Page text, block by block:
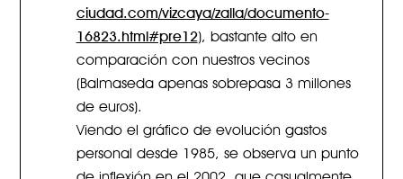
ciudad.com/vizcaya/zalla/documento-
16823.html#pre12), bastante alto en
comparación con nuestros vecinos
(Balmaseda apenas sobrepasa 3 millones
de euros).
Viendo el gráfico de evolución gastos
personal desde 1985, se observa un punto
de inflexión en el 2002, que casualmente